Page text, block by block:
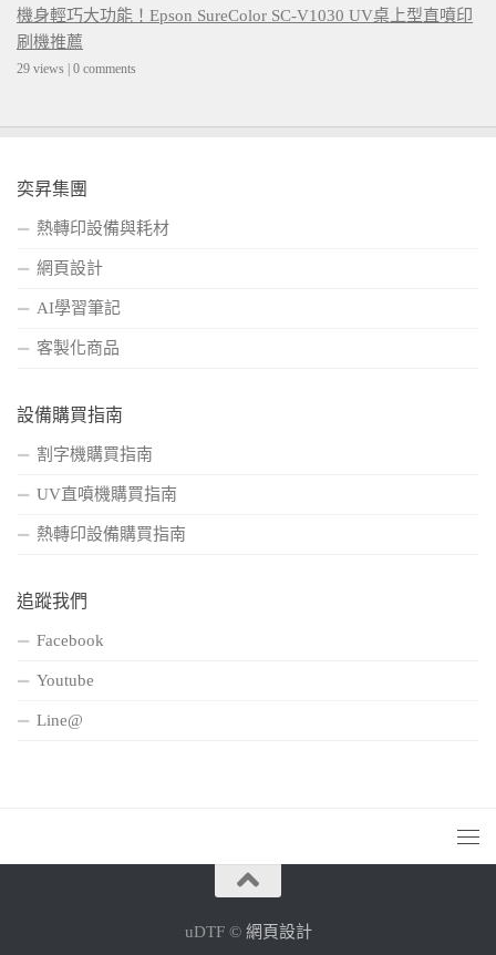
機身輕巧大功能！Epson SureColor SC-V1030 UV桌上型直噴印
刷機推薦
29 views | 0 comments
奕昇集團
熱轉印設備與耗材
網頁設計
AI學習筆記
客製化商品
設備購買指南
割字機購買指南
UV直噴機購買指南
熱轉印設備購買指南
追蹤我們
Facebook
Youtube
Line@
uDTF © 網頁設計